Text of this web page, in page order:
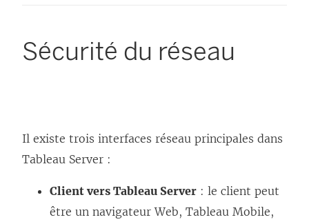
Sécurité du réseau
Il existe trois interfaces réseau principales dans
Tableau Server :
Client vers Tableau Server : le client peut
être un navigateur Web, Tableau Mobile,